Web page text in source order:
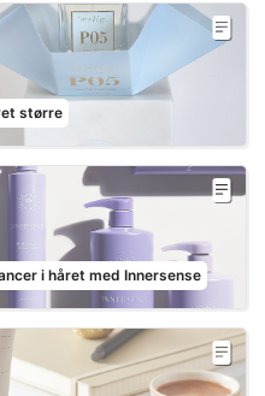
større
i håret med Innersense